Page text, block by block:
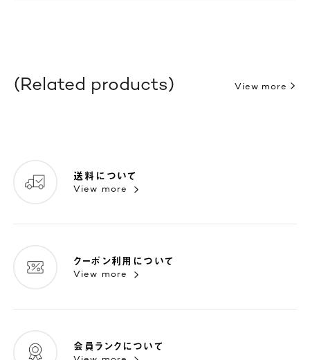
Related products View more
送料について
View more
クーポン利用について
View more
会員ランクについて